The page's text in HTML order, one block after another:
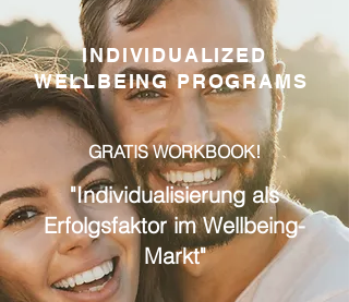
INDIVIDUALIZED
WELLBEINGPROGRAMS
GRATIS WORKBOOK!
"Individualisierung als
Erfolgsfaktor im Wellbeing-
Markt"